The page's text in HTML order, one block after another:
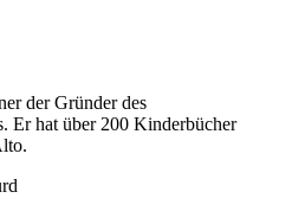
der Gründer des
Er hat über 200 Kinderbücher